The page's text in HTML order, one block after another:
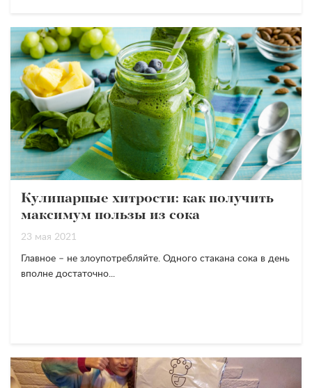
Кулинарные хитрости: как получить
максимум пользы из сока
23 мая 2021
Главное – не злоупотребляйте. Одного стакана сока в день
вполне достаточно...